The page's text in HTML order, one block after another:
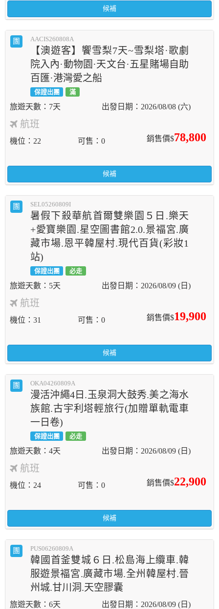
候補
團 AACIS260808A
【澳遊客】饗雪梨7天~雪梨塔·歌劇
院入內·動物園·天文台·五星賭場自助
百匯·港灣愛之船
保證出團 滿
7天 2026/08/08 (六)
航班
銷售價$78,800
機位 22 可售 0
候補
團 SEL05260809I
暑假下殺華航首爾雙樂園５日.樂天
+愛寶樂園.星空圖書館2.0.景福宮.廣
藏市場.恩平韓屋村.現代百貨(彩妝1
站)
保證出團 必走
5天 2026/08/09 (日)
航班
銷售價$19,900
機位 31 可售 0
候補
團 OKA04260809A
漫活沖繩4日.玉泉洞大鼓秀.美之海水
族館.古宇利塔輕旅行(加贈單軌電車
一日卷)
保證出團 必走
4天 2026/08/09 (日)
航班
銷售價$22,900
機位 24 可售 0
候補
團 PUS06260809A
韓國首釜雙城６日.松島海上纜車.韓
服遊景褔宮.廣藏市場.全州韓屋村.晉
州城.甘川洞.天空膠囊
6天 2026/08/09 (日)